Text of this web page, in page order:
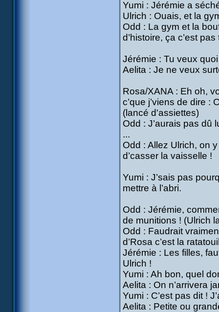
Yumi : Jérémie a
Ulrich : Ouais, et la
Odd : La gym et la
d’histoire, ça c’est
Jérémie : Tu veux
Aelita : Je ne veux
Rosa/XANA : Eh oh,
c’que j’viens de dire :
(lancé d'assiettes)
Odd : J’aurais pas dû
...
Odd : Allez Ulrich, on
d’casser la vaisselle !
Yumi : J’sais pas
mettre à l’abri.
Odd : Jérémie,
de munitions ! (Ulrich
Odd : Faudrait
d’Rosa c’est la
Jérémie : Les filles,
Ulrich !
Yumi : Ah bon, quel
Aelita : On n’arrivera
Yumi : C’est pas dit !
Aelita : Petite ou